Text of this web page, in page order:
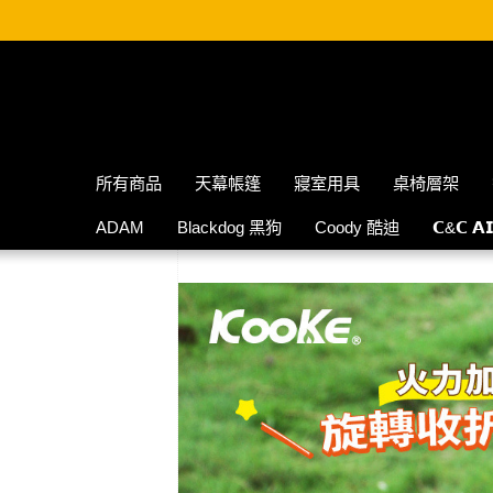
所有商品 天幕帳篷 寢室用具 桌椅層架
ADAM Blackdog 黑狗 Coody 酷迪 𝗖&𝗖